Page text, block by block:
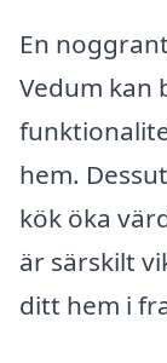
En
Vedum
hem.
kök öka
är särskilt
ditt hem i